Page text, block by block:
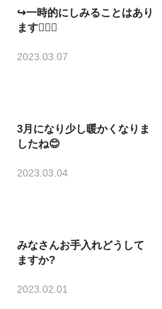
↪︎一時的にしみることはあり
ます🙆🏻‍♀️
2023.03.07
3月になり少し暖かくなりま
したね😊
2023.03.04
みなさんお手入れどうして
ますか?
2023.02.01